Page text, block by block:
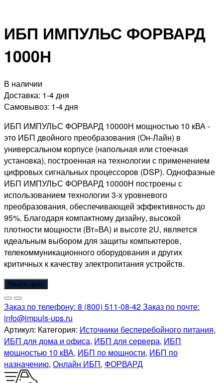
ИБП ИМПУЛЬС ФОРВАРД
1000Н
В наличии
Доставка: 1-4 дня
Самовывоз: 1-4 дня
ИБП ИМПУЛЬС ФОРВАРД 10000Н мощностью 10 кВА -
это ИБП двойного преобразования (Он-Лайн) в
универсальном корпусе (напольная или стоечная
установка), построенная на технологии с применением
цифровых сигнальных процессоров (DSP). Однофазные
ИБП ИМПУЛЬС ФОРВАРД 10000Н построены с
использованием технологии 3-х уровневого
преобразования, обеспечивающей эффективность до
95%. Благодаря компактному дизайну, высокой
плотности мощности (Вт=ВА) и высоте 2U, является
идеальным выбором для защиты компьютеров,
телекоммуникационного оборудования и других
критичных к качеству электропитания устройств.
Узнать цену
Заказ по телефону: 8 (800) 511-08-42Заказ по почте:
info@impuls-ups.ru
Артикул: Категория: Источники бесперебойного питания,
ИБП для дома и офиса, ИБП для сервера, ИБП
мощностью 10 кВА, ИБП по мощности, ИБП по
назначению, Онлайн ИБП, ФОРВАРД